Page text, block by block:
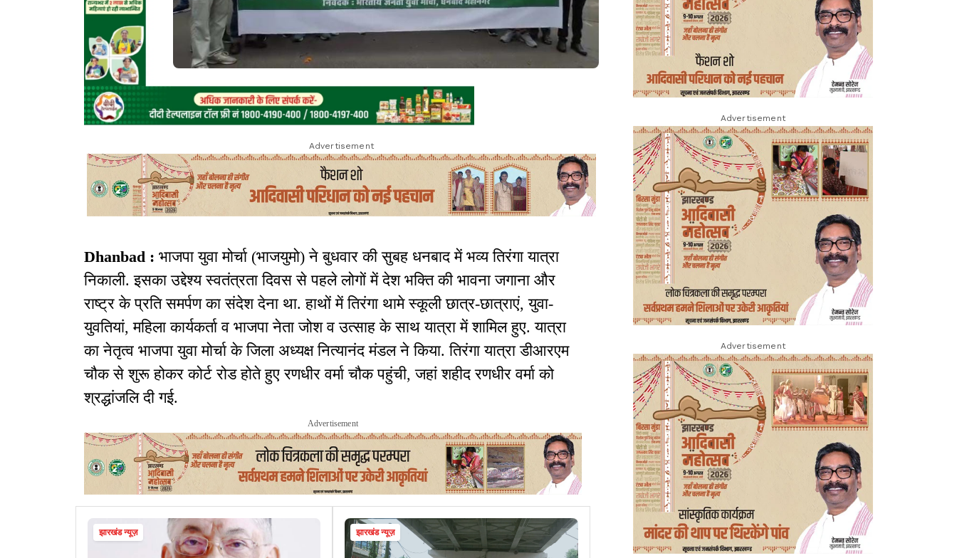
Advertisement
Dhanbad : भाजपा युवा मोर्चा (भाजयुमो) ने बुधवार की सुबह धनबाद में भव्य तिरंगा यात्रा
निकाली. इसका उद्देश्य स्वतंत्रता दिवस से पहले लोगों में देश भक्ति की भावना जगाना और
राष्ट्र के प्रति समर्पण का संदेश देना था. हाथों में तिरंगा थामे स्कूली छात्र-छात्राएं, युवा-
युवतियां, महिला कार्यकर्ता व भाजपा नेता जोश व उत्साह के साथ यात्रा में शामिल हुए. यात्रा
का नेतृत्व भाजपा युवा मोर्चा के जिला अध्यक्ष नित्यानंद मंडल ने किया. तिरंगा यात्रा डीआरएम
चौक से शुरू होकर कोर्ट रोड होते हुए रणधीर वर्मा चौक पहुंची, जहां शहीद रणधीर वर्मा को
श्रद्धांजलि दी गई.
Advertisement
झारखंड न्यूज़ झारखंड न्यूज़
Advertisement
Advertisement